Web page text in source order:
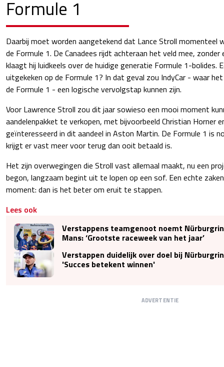
Formule 1
Daarbij moet worden aangetekend dat Lance Stroll momenteel
de Formule 1. De Canadees rijdt achteraan het veld mee,
klaagt hij luidkeels over de huidige generatie Formule 1-bolides.
uitgekeken op de Formule 1? In dat geval zou IndyCar - waar
de Formule 1 - een logische vervolgstap kunnen zijn.
Voor Lawrence Stroll zou dit jaar sowieso een mooi moment
aandelenpakket te verkopen, met bijvoorbeeld Christian Horner
geïnteresseerd in dit aandeel in Aston Martin. De Formule 1 is
krijgt er vast meer voor terug dan ooit betaald is.
Het zijn overwegingen die Stroll vast allemaal maakt, nu een
begon, langzaam begint uit te lopen op een sof. Een echte
moment: dan is het beter om eruit te stappen.
Lees ook
Verstappens teamgenoot noemt
Mans: ‘Grootste raceweek van het jaar’
Verstappen duidelijk over doel bij
'Succes betekent winnen'
ADVERTENTIE